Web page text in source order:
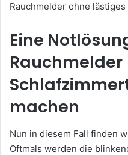
Rauchmelder ohne
Eine
Rauchmelder
machen
Nun in diesem Fall finden
Oftmals werden die